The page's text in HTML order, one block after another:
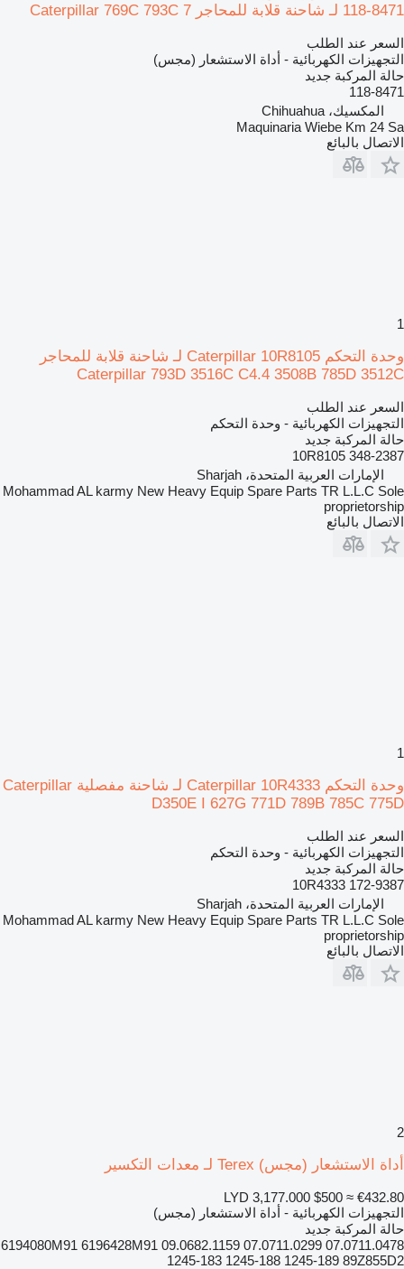
118-8471 لـ شاحنة قلابة للمحاجر Caterpillar 769C 793C 7
السعر عند الطلب
التجهيزات الكهربائية - أداة الاستشعار (مجس)
حالة المركبة جديد
118-8471
المكسيك، Chihuahua
Maquinaria Wiebe Km 24 Sa
الاتصال بالبائع
1
وحدة التحكم Caterpillar 10R8105 لـ شاحنة قلابة للمحاجر
Caterpillar 793D 3516C C4.4 3508B 785D 3512C
السعر عند الطلب
التجهيزات الكهربائية - وحدة التحكم
حالة المركبة جديد
10R8105 348-2387
الإمارات العربية المتحدة، Sharjah
Mohammad AL karmy New Heavy Equip Spare Parts TR L.L.C Sole
proprietorship
الاتصال بالبائع
1
وحدة التحكم Caterpillar 10R4333 لـ شاحنة مفصلية Caterpillar
D350E I 627G 771D 789B 785C 775D
السعر عند الطلب
التجهيزات الكهربائية - وحدة التحكم
حالة المركبة جديد
10R4333 172-9387
الإمارات العربية المتحدة، Sharjah
Mohammad AL karmy New Heavy Equip Spare Parts TR L.L.C Sole
proprietorship
الاتصال بالبائع
2
أداة الاستشعار (مجس) Terex لـ معدات التكسير
LYD 3,177.000 $500 ≈ €432.80
التجهيزات الكهربائية - أداة الاستشعار (مجس)
حالة المركبة جديد
6194080M91 6196428M91 09.0682.1159 07.0711.0299 07.0711.0478
1245-183 1245-188 1245-189 89Z855D2